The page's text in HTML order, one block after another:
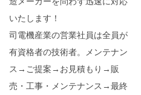
いたします！
司電機産業の営業社員は全員が
有資格者の技術者。メンテナン
ス→ご提案→お見積もり→販
売・工事・メンテナンス→最終